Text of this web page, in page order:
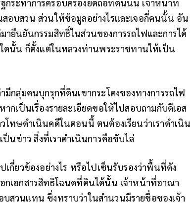
อบสวน ส่วนให้ข้อมูลอย่างไรและเจอกี่คนนั้น อัน
ายืนยันกรรมสิทธิ์ในส่วนของการรถไฟและการได้
ดนั้น ก็ตั้งแต่ในหลวงท่านพระราชทานให้เป็น
มีกลุ่มคนบุกรุกที่ดินเขากระโดงของทางการรถไฟ
กเป็นเรื่องรายละเอียดขอให้ไปสอบถามกับดีเอส
โทษดำเนินคดีในตอนนี้ ตนต้องเรียนว่าเราดำเนิน
ป็นข่าว สิ่งที่เราดำเนินการคือขับไล่
เกี่ยวข้องอย่างไร หรือไปเซ็นรับรองว่าพื้นที่ดัง
กเอกสารสิทธิโฉนดที่ดินได้นั้น เจ้าหน้าที่อาณา
สวนแทน ซึ่งทราบว่าในสำนวนมีรายชื่อของเจ้า